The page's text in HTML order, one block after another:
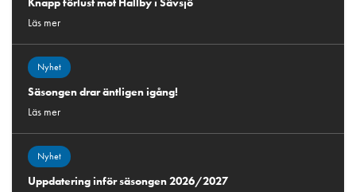
Läs mer
Nyhet
Säsongen drar äntligen igång!
Läs mer
Nyhet
Uppdatering inför säsongen 2026/2027